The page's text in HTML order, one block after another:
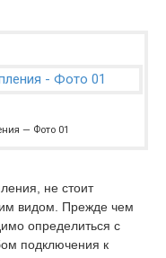
— Фото 01
не стоит
видом. Прежде чем
определиться с
подключения к